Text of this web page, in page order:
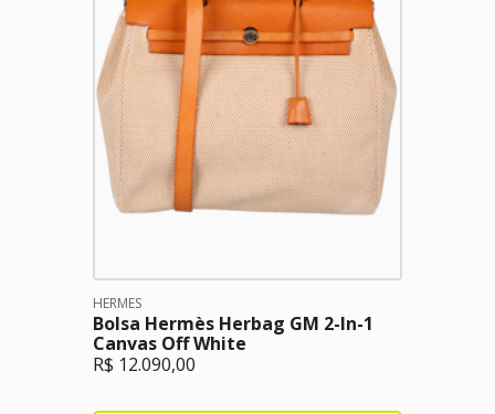
HERMES
Bolsa Hermès Herbag GM 2-In-1
Canvas Off White
R$ 12.090,00